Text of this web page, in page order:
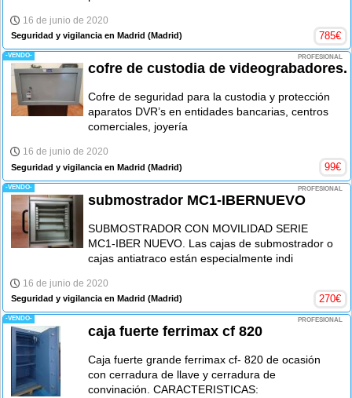
16 de junio de 2020
Seguridad y vigilancia en Madrid (Madrid) 785€
-VENDO- PROFESIONAL
cofre de custodia de videograbadores.
Cofre de seguridad para la custodia y protección
aparatos DVR’s en entidades bancarias, centros
comerciales, joyería
16 de junio de 2020
Seguridad y vigilancia en Madrid (Madrid) 99€
-VENDO- PROFESIONAL
submostrador MC1-IBERNUEVO
SUBMOSTRADOR CON MOVILIDAD SERIE
MC1-IBER NUEVO. Las cajas de submostrador o
cajas antiatraco están especialmente indi
16 de junio de 2020
Seguridad y vigilancia en Madrid (Madrid) 270€
-VENDO- PROFESIONAL
caja fuerte ferrimax cf 820
Caja fuerte grande ferrimax cf- 820 de ocasión
con cerradura de llave y cerradura de
convinación. CARACTERISTICAS: